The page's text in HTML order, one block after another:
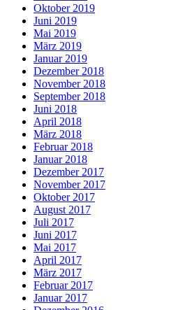
Oktober 2019
Juni 2019
Mai 2019
März 2019
Januar 2019
Dezember 2018
November 2018
September 2018
Juni 2018
April 2018
März 2018
Februar 2018
Januar 2018
Dezember 2017
November 2017
Oktober 2017
August 2017
Juli 2017
Juni 2017
Mai 2017
April 2017
März 2017
Februar 2017
Januar 2017